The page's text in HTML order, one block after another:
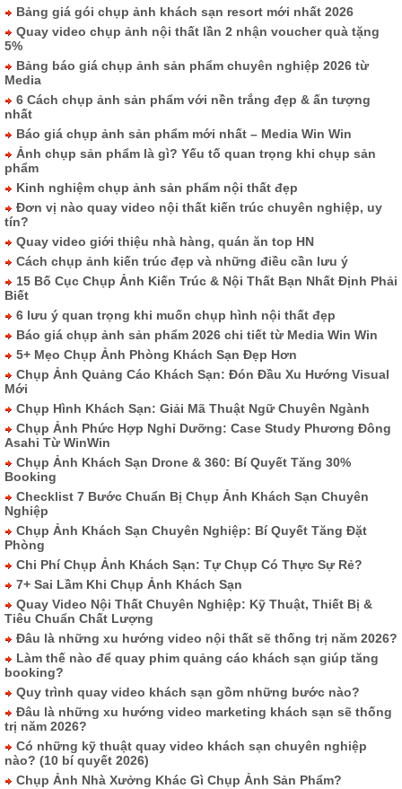
Bảng giá gói chụp ảnh khách sạn resort mới nhất 2026
Quay video chụp ảnh nội thất lần 2 nhận voucher quà tặng
5%
Bảng báo giá chụp ảnh sản phẩm chuyên nghiệp 2026 từ
Media
6 Cách chụp ảnh sản phẩm với nền trắng đẹp & ấn tượng
nhất
Báo giá chụp ảnh sản phẩm mới nhất – Media Win Win
Ảnh chụp sản phẩm là gì? Yếu tố quan trọng khi chụp sản
phẩm
Kinh nghiệm chụp ảnh sản phẩm nội thất đẹp
Đơn vị nào quay video nội thất kiến trúc chuyên nghiệp, uy
tín?
Quay video giới thiệu nhà hàng, quán ăn top HN
Cách chụp ảnh kiến trúc đẹp và những điều cần lưu ý
15 Bố Cục Chụp Ảnh Kiến Trúc & Nội Thất Bạn Nhất Định Phải
Biết
6 lưu ý quan trọng khi muốn chụp hình nội thất đẹp
Báo giá chụp ảnh sản phẩm 2026 chi tiết từ Media Win Win
5+ Mẹo Chụp Ảnh Phòng Khách Sạn Đẹp Hơn
Chụp Ảnh Quảng Cáo Khách Sạn: Đón Đầu Xu Hướng Visual
Mới
Chụp Hình Khách Sạn: Giải Mã Thuật Ngữ Chuyên Ngành
Chụp Ảnh Phức Hợp Nghỉ Dưỡng: Case Study Phương Đông
Asahi Từ WinWin
Chụp Ảnh Khách Sạn Drone & 360: Bí Quyết Tăng 30%
Booking
Checklist 7 Bước Chuẩn Bị Chụp Ảnh Khách Sạn Chuyên
Nghiệp
Chụp Ảnh Khách Sạn Chuyên Nghiệp: Bí Quyết Tăng Đặt
Phòng
Chi Phí Chụp Ảnh Khách Sạn: Tự Chụp Có Thực Sự Rẻ?
7+ Sai Lầm Khi Chụp Ảnh Khách Sạn
Quay Video Nội Thất Chuyên Nghiệp: Kỹ Thuật, Thiết Bị &
Tiêu Chuẩn Chất Lượng
Đâu là những xu hướng video nội thất sẽ thống trị năm 2026?
Làm thế nào để quay phim quảng cáo khách sạn giúp tăng
booking?
Quy trình quay video khách sạn gồm những bước nào?
Đâu là những xu hướng video marketing khách sạn sẽ thống
trị năm 2026?
Có những kỹ thuật quay video khách sạn chuyên nghiệp
nào? (10 bí quyết 2026)
Chụp Ảnh Nhà Xưởng Khác Gì Chụp Ảnh Sản Phẩm?